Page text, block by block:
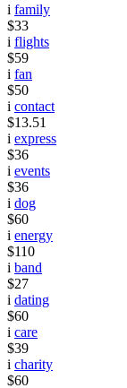
i family
$33
i flights
$59
i fan
$50
i contact
$13.51
i express
$36
i events
$36
i dog
$60
i energy
$110
i band
$27
i dating
$60
i care
$39
i charity
$60